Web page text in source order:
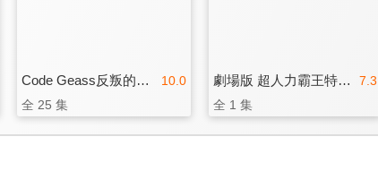
10.0
Code Geass反叛的魯路修 R2
全 25 集
7.3
劇場版 超人力霸王特利卡：特別篇Z
全 1 集